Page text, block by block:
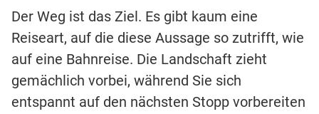
Der Weg ist das Ziel. Es gibt kaum eine
Reiseart, auf die diese Aussage so zutrifft, wie
auf eine Bahnreise. Die Landschaft zieht
gemächlich vorbei, während Sie sich
entspannt auf den nächsten Stopp vorbereiten